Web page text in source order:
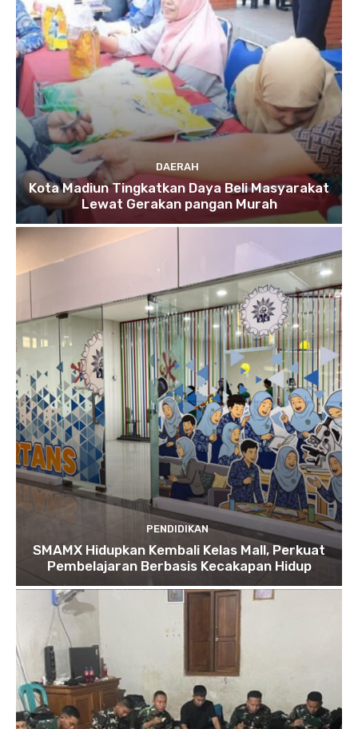
DAERAH
Kota Madiun Tingkatkan Daya Beli Masyarakat
Lewat Gerakan pangan Murah
PENDIDIKAN
SMAMX Hidupkan Kembali Kelas Mall, Perkuat
Pembelajaran Berbasis Kecakapan Hidup